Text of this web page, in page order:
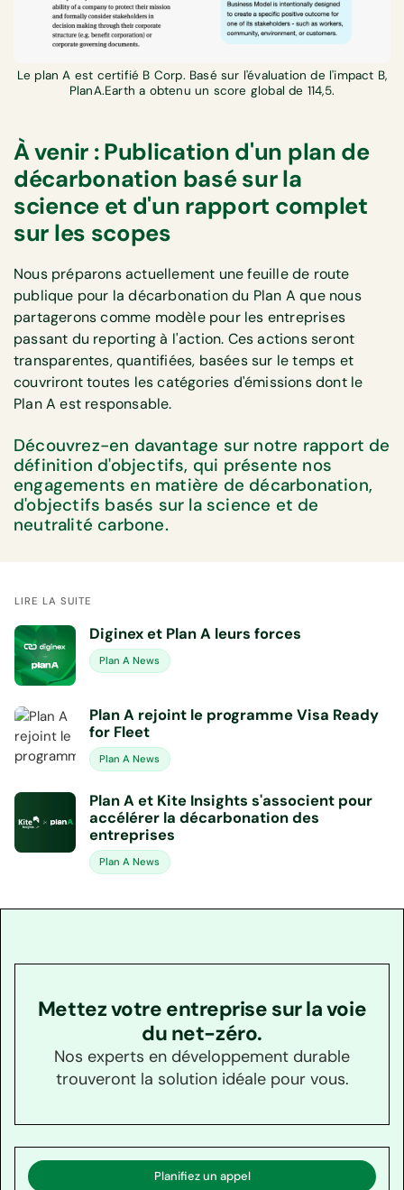
Le plan A est certifié B Corp. Basé sur l'évaluation de l'impact B,
PlanA.Earth a obtenu un score global de 114,5.
À venir : Publication d'un plan de
décarbonation basé sur la
science et d'un rapport complet
sur les scopes
Nous préparons actuellement une feuille de route
publique pour la décarbonation du Plan A que nous
partagerons comme modèle pour les entreprises
passant du reporting à l'action. Ces actions seront
transparentes, quantifiées, basées sur le temps et
couvriront toutes les catégories d'émissions dont le
Plan A est responsable.
Découvrez-en davantage sur notre rapport de
définition d'objectifs, qui présente nos
engagements en matière de décarbonation,
d'objectifs basés sur la science et de
neutralité carbone.
LIRE LA SUITE
Diginex et Plan A leurs forces
Plan A News
Plan A rejoint le programme Visa Ready
for Fleet
Plan A News
Plan A et Kite Insights s'associent pour
accélérer la décarbonation des
entreprises
Plan A News
Mettez votre entreprise sur la voie
du net-zéro.
Nos experts en développement durable
trouveront la solution idéale pour vous.
Planifiez un appel